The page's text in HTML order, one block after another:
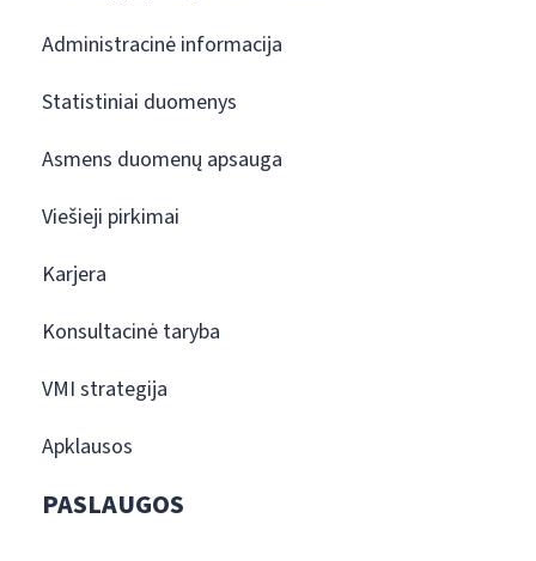
Administracinė informacija
Statistiniai duomenys
Asmens duomenų apsauga
Viešieji pirkimai
Karjera
Konsultacinė taryba
VMI strategija
Apklausos
PASLAUGOS